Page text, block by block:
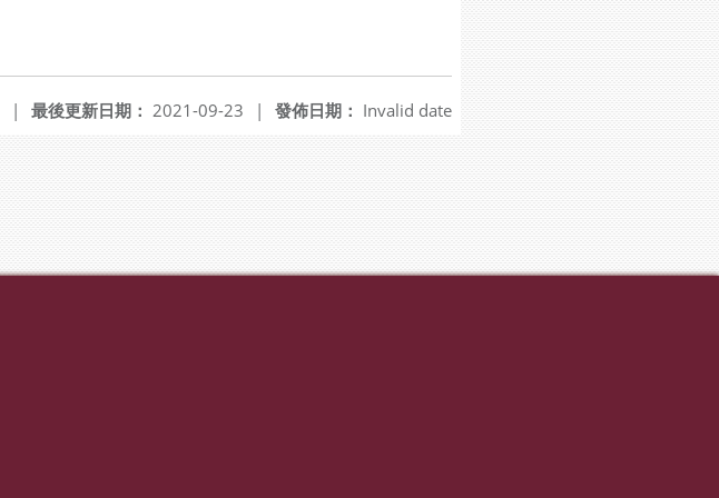
發佈日期： Invalid date
最後更新日期： 2021-09-23 |
|